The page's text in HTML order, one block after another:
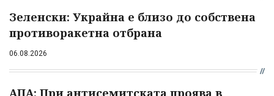
Зеленски: Украйна е близо до собствена
противоракетна отбрана
06.08.2026
АПА: При антисемитската проява в